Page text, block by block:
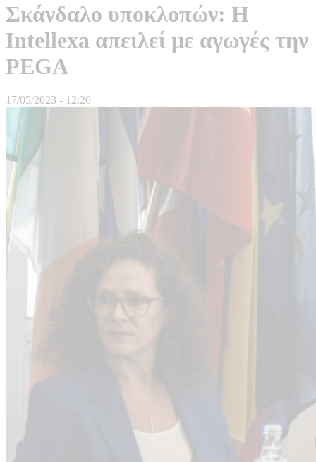
Σκάνδαλο υποκλοπών: Η
Ιntellexa απειλεί με αγωγές την
PEGA
17/05/2023 - 12:26